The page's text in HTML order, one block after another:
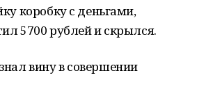
коробку с деньгами,
5700 рублей и скрылся.
вину в совершении